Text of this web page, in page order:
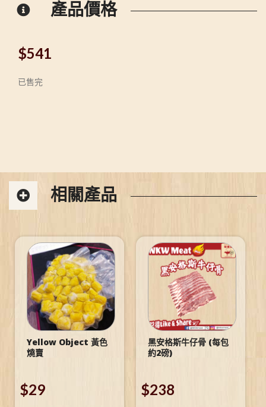
產品價格
$541
已售完
相關產品
Yellow Object 黃色
燒賣
$29
黑安格斯牛仔骨 (每包
約2磅)
$238